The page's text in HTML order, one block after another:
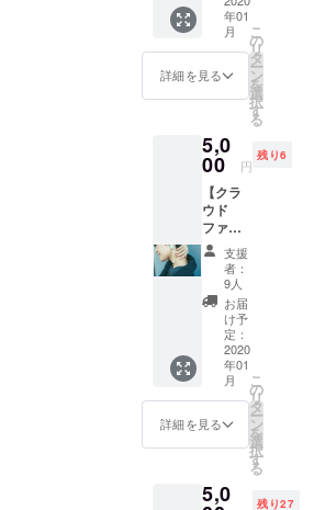
地方多治見
の
美濃焼タイ
ルをはじめ
ながらのも
どんどん需
要が少なく
なってきて
います。
今では、お
風呂場やト
イレなどで
われる家が
くなってき
考欄に
てご希
望のお
お知ら
せくだ
名、
ニック
ネー
ム、法
人や企
業名も
可能で
す）
記載さ
せてい
ただき
ま
す！！
行った
気持ち
でご支
援頂け
ると嬉
しいで
す！！
＊お名
前はこ
ちらで
記載し
ます。
支援
時、必
ず備考
ご希望
のお名
くださ
な鉢
なって
いま
す。 カ
ちらで
チョイ
スした
ものを
お送り
させて
いただ
きま
す。 さ
らに、
台湾に
飾る横
断幕
に、お
名前を
記載さ
せてい
いっ
紙】 渋
谷ヒカ
リエで
完売し
た幻の
限定ア
リーと
お礼の
手紙を
セット
にして
お届け
します
★追加
分残り
限定１0
個で
す！
年01
月
詳細を見る
こ
の
リ
タ
ー
ン
を
選
択
す
る
5,0
00 円
残り6
【クラ
ウド
ファン
ディン
グ限定
アクセ
サリー
＋お礼
の手
紙】 ク
ラウド
ファン
ディン
グのみ
でしか
販売し
定アク
支援
者：
9人
お届
け予
定：
2020
年01
月
詳細を見る
こ
の
リ
タ
ー
ン
を
選
択
す
る
5,0 残り27